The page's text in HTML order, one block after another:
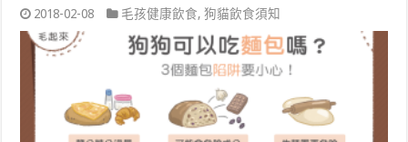
2018-02-08 毛孩健康飲食,狗貓飲食須知